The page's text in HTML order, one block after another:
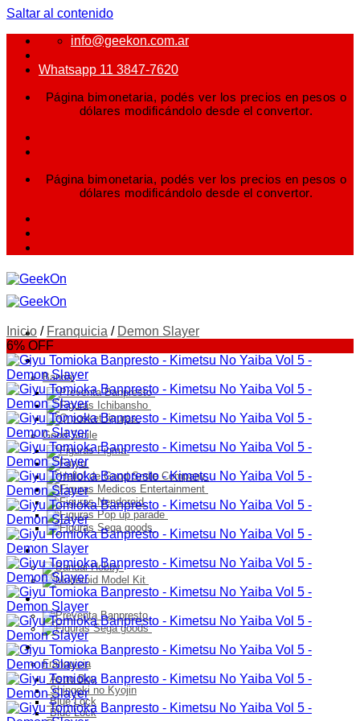
Saltar al contenido
info@geekon.com.ar
Whatsapp 11 3847-7620
Página bimonetaria, podés ver los precios en pesos o
dólares modificándolo desde el convertor.
Página bimonetaria, podés ver los precios en pesos o
dólares modificándolo desde el convertor.
FIGURAS
Bandai
Good Smile
Model Kit
PELUCHES
Franquicia
Franquicia
Astro Boy
Shingeki no Kyojin
Blue Lock
Blue Lock
Inicio / Franquicia / Demon Slayer
6% OFF